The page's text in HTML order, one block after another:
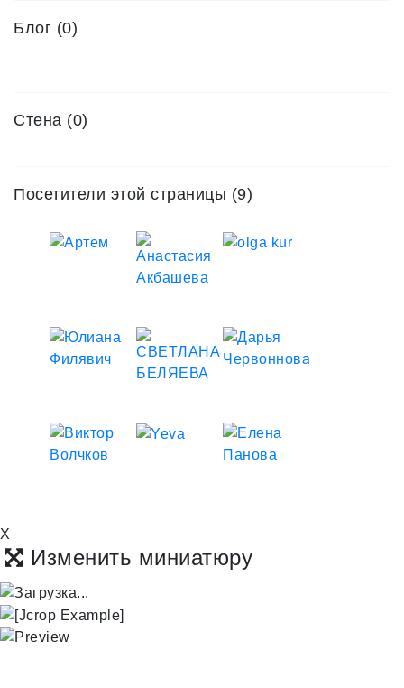
Блог (0)
Стена (0)
Посетители этой страницы (9)
X
Изменить миниатюру